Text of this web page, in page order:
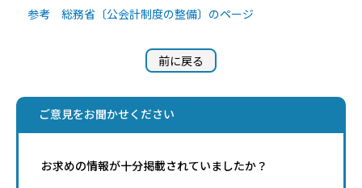
参考 総務省〔公会計制度の整備〕のページ
前に戻る
ご意見をお聞かせください
お求めの情報が十分掲載されていましたか？